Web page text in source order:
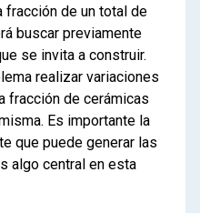
fracción de un total de
buscar previamente
se invita a construir.
realizar variaciones
fracción de cerámicas
Es importante la
que puede generar las
algo central en esta